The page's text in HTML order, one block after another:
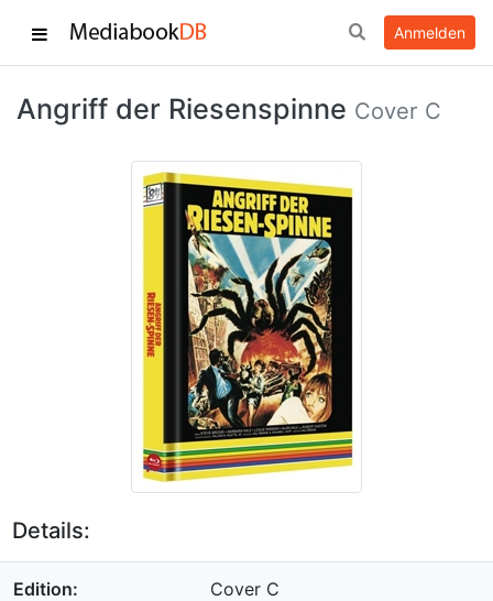
Anmelden
Angriff der Riesenspinne Cover C
Details:
Edition: Cover C